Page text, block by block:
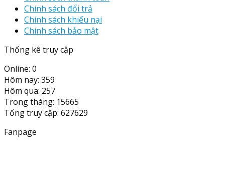
Chính sách đổi trả
Chính sách khiếu nại
Chính sách bảo mật
Thống kê truy cập
Online: 0
Hôm nay: 359
Hôm qua: 257
Trong tháng: 15665
Tổng truy cập: 627629
Fanpage